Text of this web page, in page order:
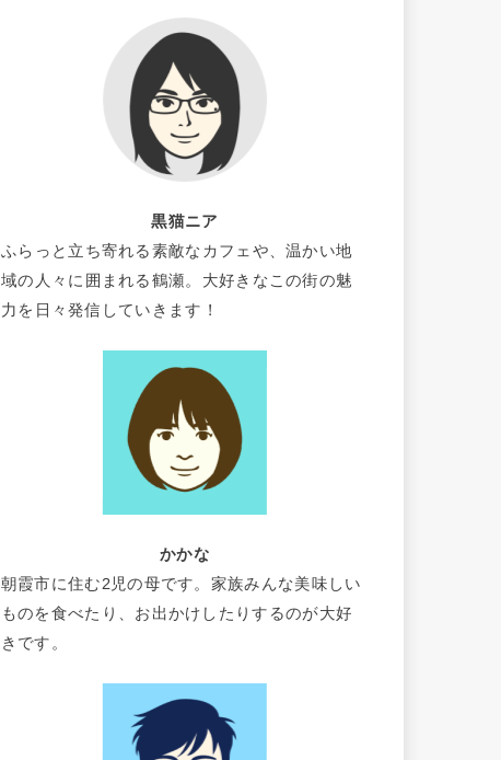
黒猫ニア
ふらっと立ち寄れる素敵なカフェや、温かい地
域の人々に囲まれる鶴瀬。大好きなこの街の魅
力を日々発信していきます！
かかな
朝霞市に住む2児の母です。家族みんな美味しい
ものを食べたり、お出かけしたりするのが大好
きです。